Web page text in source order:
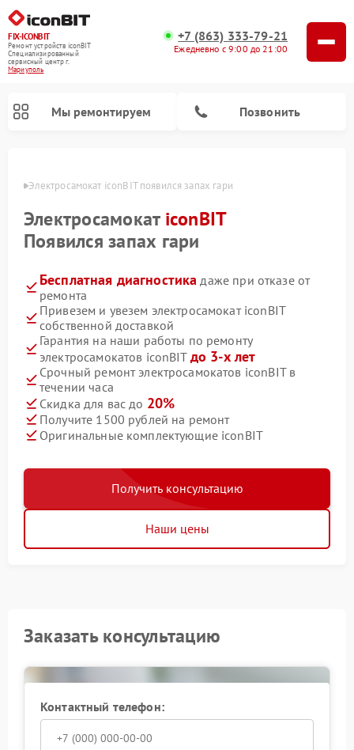
FIX-ICONBIT
Ремонт устройств iconBIT
Специализированный
cервисный центр г.
Мариуполь
+7 (863) 333-79-21
Ежедневно с 9:00 до 21:00
Мы ремонтируем Позвонить
Электросамокат iconBIT появился запах гари
Электросамокат iconBIT
Появился запах гари
Бесплатная диагностика даже при отказе от
ремонта
Привезем и увезем электросамокат iconBIT
собственной доставкой
Гарантия на наши работы по ремонту
электросамокатов iconBIT до 3-х лет
Срочный ремонт электросамокатов iconBIT в
течении часа
Скидка для вас до 20%
Получите 1500 рублей на ремонт
Оригинальные комплектующие iconBIT
Получить консультацию
Наши цены
Заказать консультацию
Контактный телефон: